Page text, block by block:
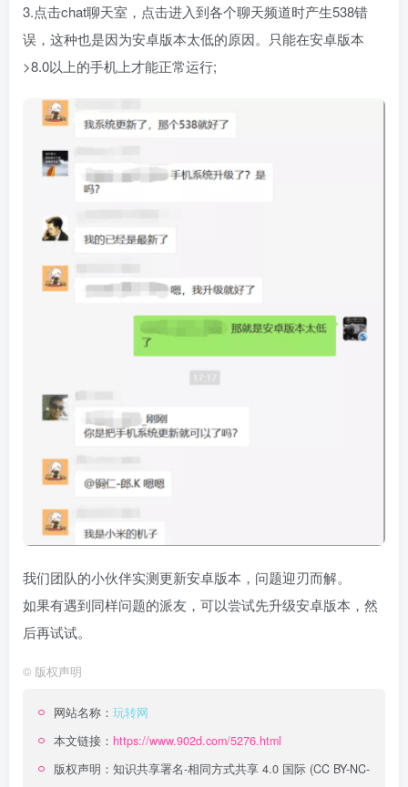
3.点击chat聊天室，点击进入到各个聊天频道时产生538错
误，这种也是因为安卓版本太低的原因。只能在安卓版本
>8.0以上的手机上才能正常运行;
我们团队的小伙伴实测更新安卓版本，问题迎刃而解。
如果有遇到同样问题的派友，可以尝试先升级安卓版本，然
后再试试。
© 版权声明
网站名称： 玩转网
本文链接： https://www.902d.com/5276.html
版权声明： 知识共享署名-相同方式共享 4.0 国际 (CC BY-NC-